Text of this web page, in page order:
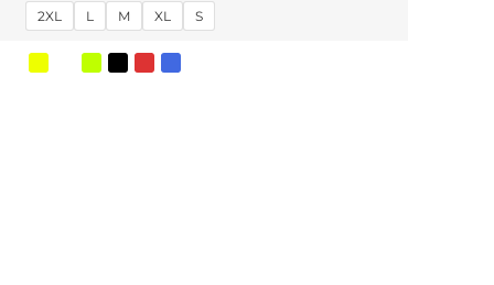
2XL L M XL S